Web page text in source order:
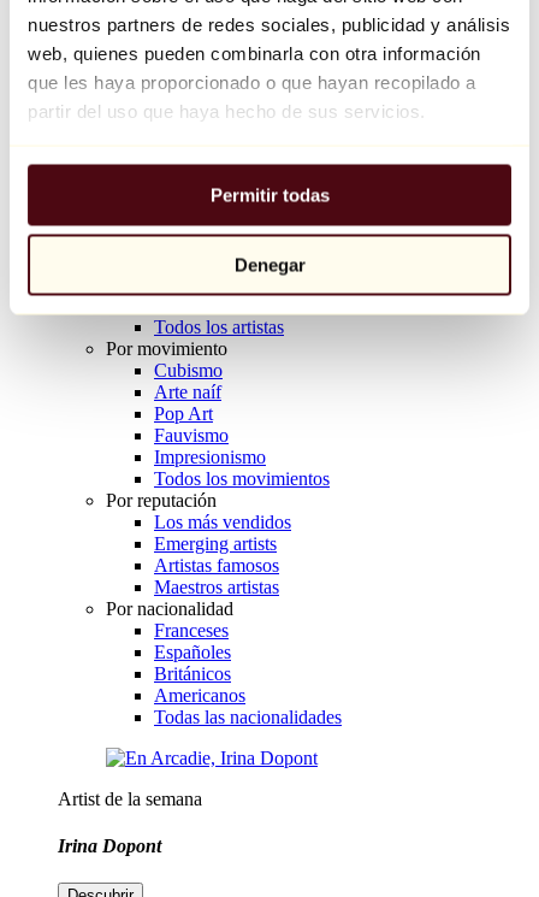
nuestros partners de redes sociales, publicidad y análisis
web, quienes pueden combinarla con otra información
que les haya proporcionado o que hayan recopilado a
partir del uso que haya hecho de sus servicios.
Permitir todas
Denegar
Balloon Dog (Orange)
Jeff Koons
10.000 €
Explorar
Todos los escultores
Todos los fotógrafos
Todos los artistas
Por movimiento
Cubismo
Arte naíf
Pop Art
Fauvismo
Impresionismo
Todos los movimientos
Por reputación
Los más vendidos
Emerging artists
Artistas famosos
Maestros artistas
Por nacionalidad
Franceses
Españoles
Británicos
Americanos
Todas las nacionalidades
Artist de la semana
Irina Dopont